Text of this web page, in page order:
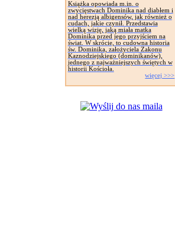
Książka opowiada m.in. o
zwycięstwach Dominika nad diabłem i
nad herezją albigensów, jak również o
cudach, jakie czynił. Przedstawia
wielką wizję, jaką miała matka
Dominika przed jego przyjściem na
świat. W skrócie, to cudowna historia
św. Dominika, założyciela Zakonu
Kaznodziejskiego (dominikanów),
jednego z najważniejszych świętych w
historii Kościoła.
więcej >>>